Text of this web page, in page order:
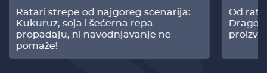
Ratari strepe od najgoreg scenarija:
Kukuruz, soja i šećerna repa
propadaju, ni navodnjavanje ne
pomaže!
Od